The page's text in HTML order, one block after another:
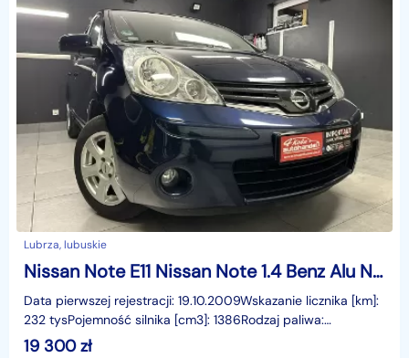
Lubrza, lubuskie
Nissan Note E11 Nissan Note 1.4 Benz Alu Navi Tempomat Rej PL
Data pierwszej rejestracji: 19.10.2009Wskazanie licznika [km]:
232 tysPojemność silnika [cm3]: 1386Rodzaj paliwa:
BenzynaMoc [KM]: 88Komplet kluczyManualna skrz
19 300zł